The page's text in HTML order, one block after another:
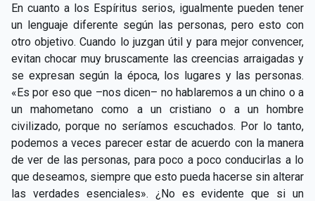
En cuanto a los Espíritus serios, igualmente pueden tener
un lenguaje diferente según las personas, pero esto con
otro objetivo. Cuando lo juzgan útil y para mejor convencer,
evitan chocar muy bruscamente las creencias arraigadas y
se expresan según la época, los lugares y las personas.
«Es por eso que –nos dicen– no hablaremos a un chino o a
un mahometano como a un cristiano o a un hombre
civilizado, porque no seríamos escuchados. Por lo tanto,
podemos a veces parecer estar de acuerdo con la manera
de ver de las personas, para poco a poco conducirlas a lo
que deseamos, siempre que esto pueda hacerse sin alterar
las verdades esenciales». ¿No es evidente que si un